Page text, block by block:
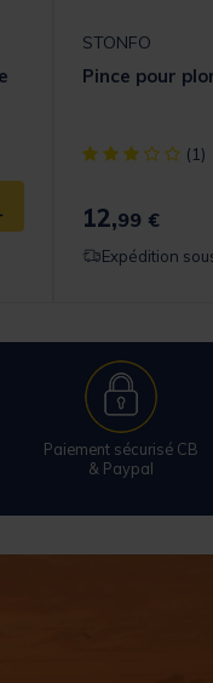
au panier
STONFO
Pince pour
[object Object](1)
12,99 €
Expédition
Paiement sécurisé CB
& Paypal